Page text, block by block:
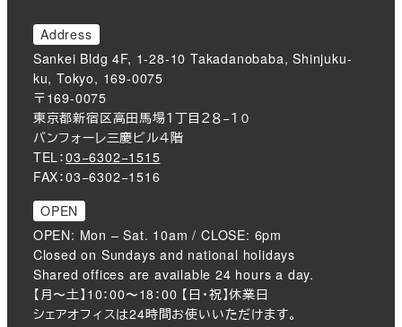
Address
Sankei Bldg 4F, 1-28-10 Takadanobaba, Shinjuku-
ku, Tokyo, 169-0075
〒169-0075
東京都新宿区高田馬場１丁目２８−１０
バンフォーレ三慶ビル４階
TEL：03−6302−1515
FAX：03−6302−1516
OPEN
OPEN: Mon – Sat. 10am / CLOSE: 6pm
Closed on Sundays and national holidays
Shared offices are available 24 hours a day.
【月〜土】10：00〜18：00 【日・祝】休業日
シェアオフィスは24時間お使いいただけます。